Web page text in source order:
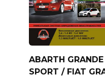
ABARTH
SPORT / FIAT